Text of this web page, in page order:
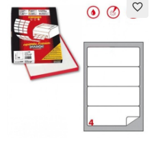
favorite_border
×